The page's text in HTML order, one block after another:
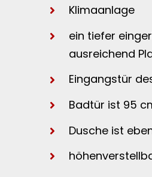
Klimaanlage
ein tiefer
ausreichend
Eingangstür
Badtür ist 95
Dusche ist